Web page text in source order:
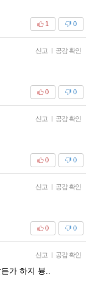
0
1
신고 | 공감 확인
0
0
신고 | 공감 확인
0
0
신고 | 공감 확인
0
0
신고 | 공감 확인
가 하지 븅..